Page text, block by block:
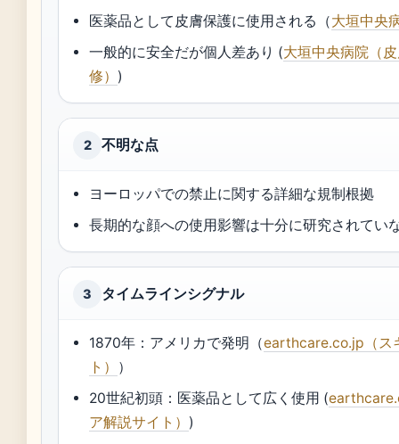
医薬品として皮膚保護に使用される（大垣中央
一般的に安全だが個人差あり (大垣中央病院（
修） )
2 不明な点
ヨーロッパでの禁止に関する詳細な規制根拠
長期的な顔への使用影響は十分に研究されてい
3 タイムラインシグナル
1870年：アメリカで発明（earthcare.co.jp（ス
ト） ）
20世紀初頭：医薬品として広く使用 (
ア解説サイト） )